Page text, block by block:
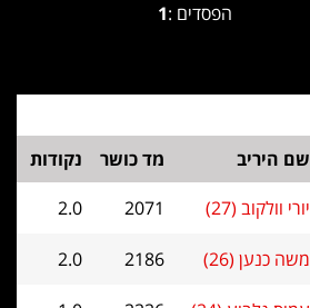
הפסדים :1
שם היריב מד כושר
נקודות
יורי וולקוב (27) 2071
2.0
משה כנען (26) 2186
2.0